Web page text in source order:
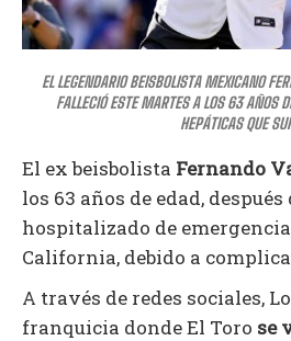
EL LEGENDARIO BEISBOLISTA MEXICANO
FALLECIÓ ESTE MARTES A LOS 63 AÑOS
HEPÁTICAS QUE
El ex beisbolista Fernando
los 63 años de edad, después
hospitalizado de
California, debido a
A través de redes sociales,
franquicia donde El Toro se